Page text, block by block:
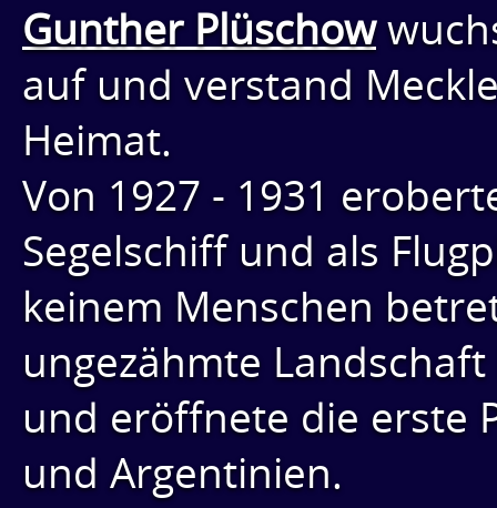
Gunther Plüschow
auf und verstand
Heimat.
Von 1927 - 1931
Segelschiff und als
keinem Menschen
ungezähmte
und eröffnete die erste
und Argentinien.